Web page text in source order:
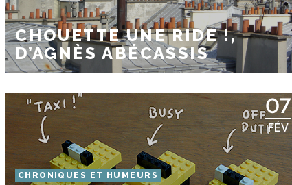
CHOUETTE UNE RIDE !,
D’AGNÈS ABÉCASSIS
07
FÉV
CHRONIQUES ET HUMEURS